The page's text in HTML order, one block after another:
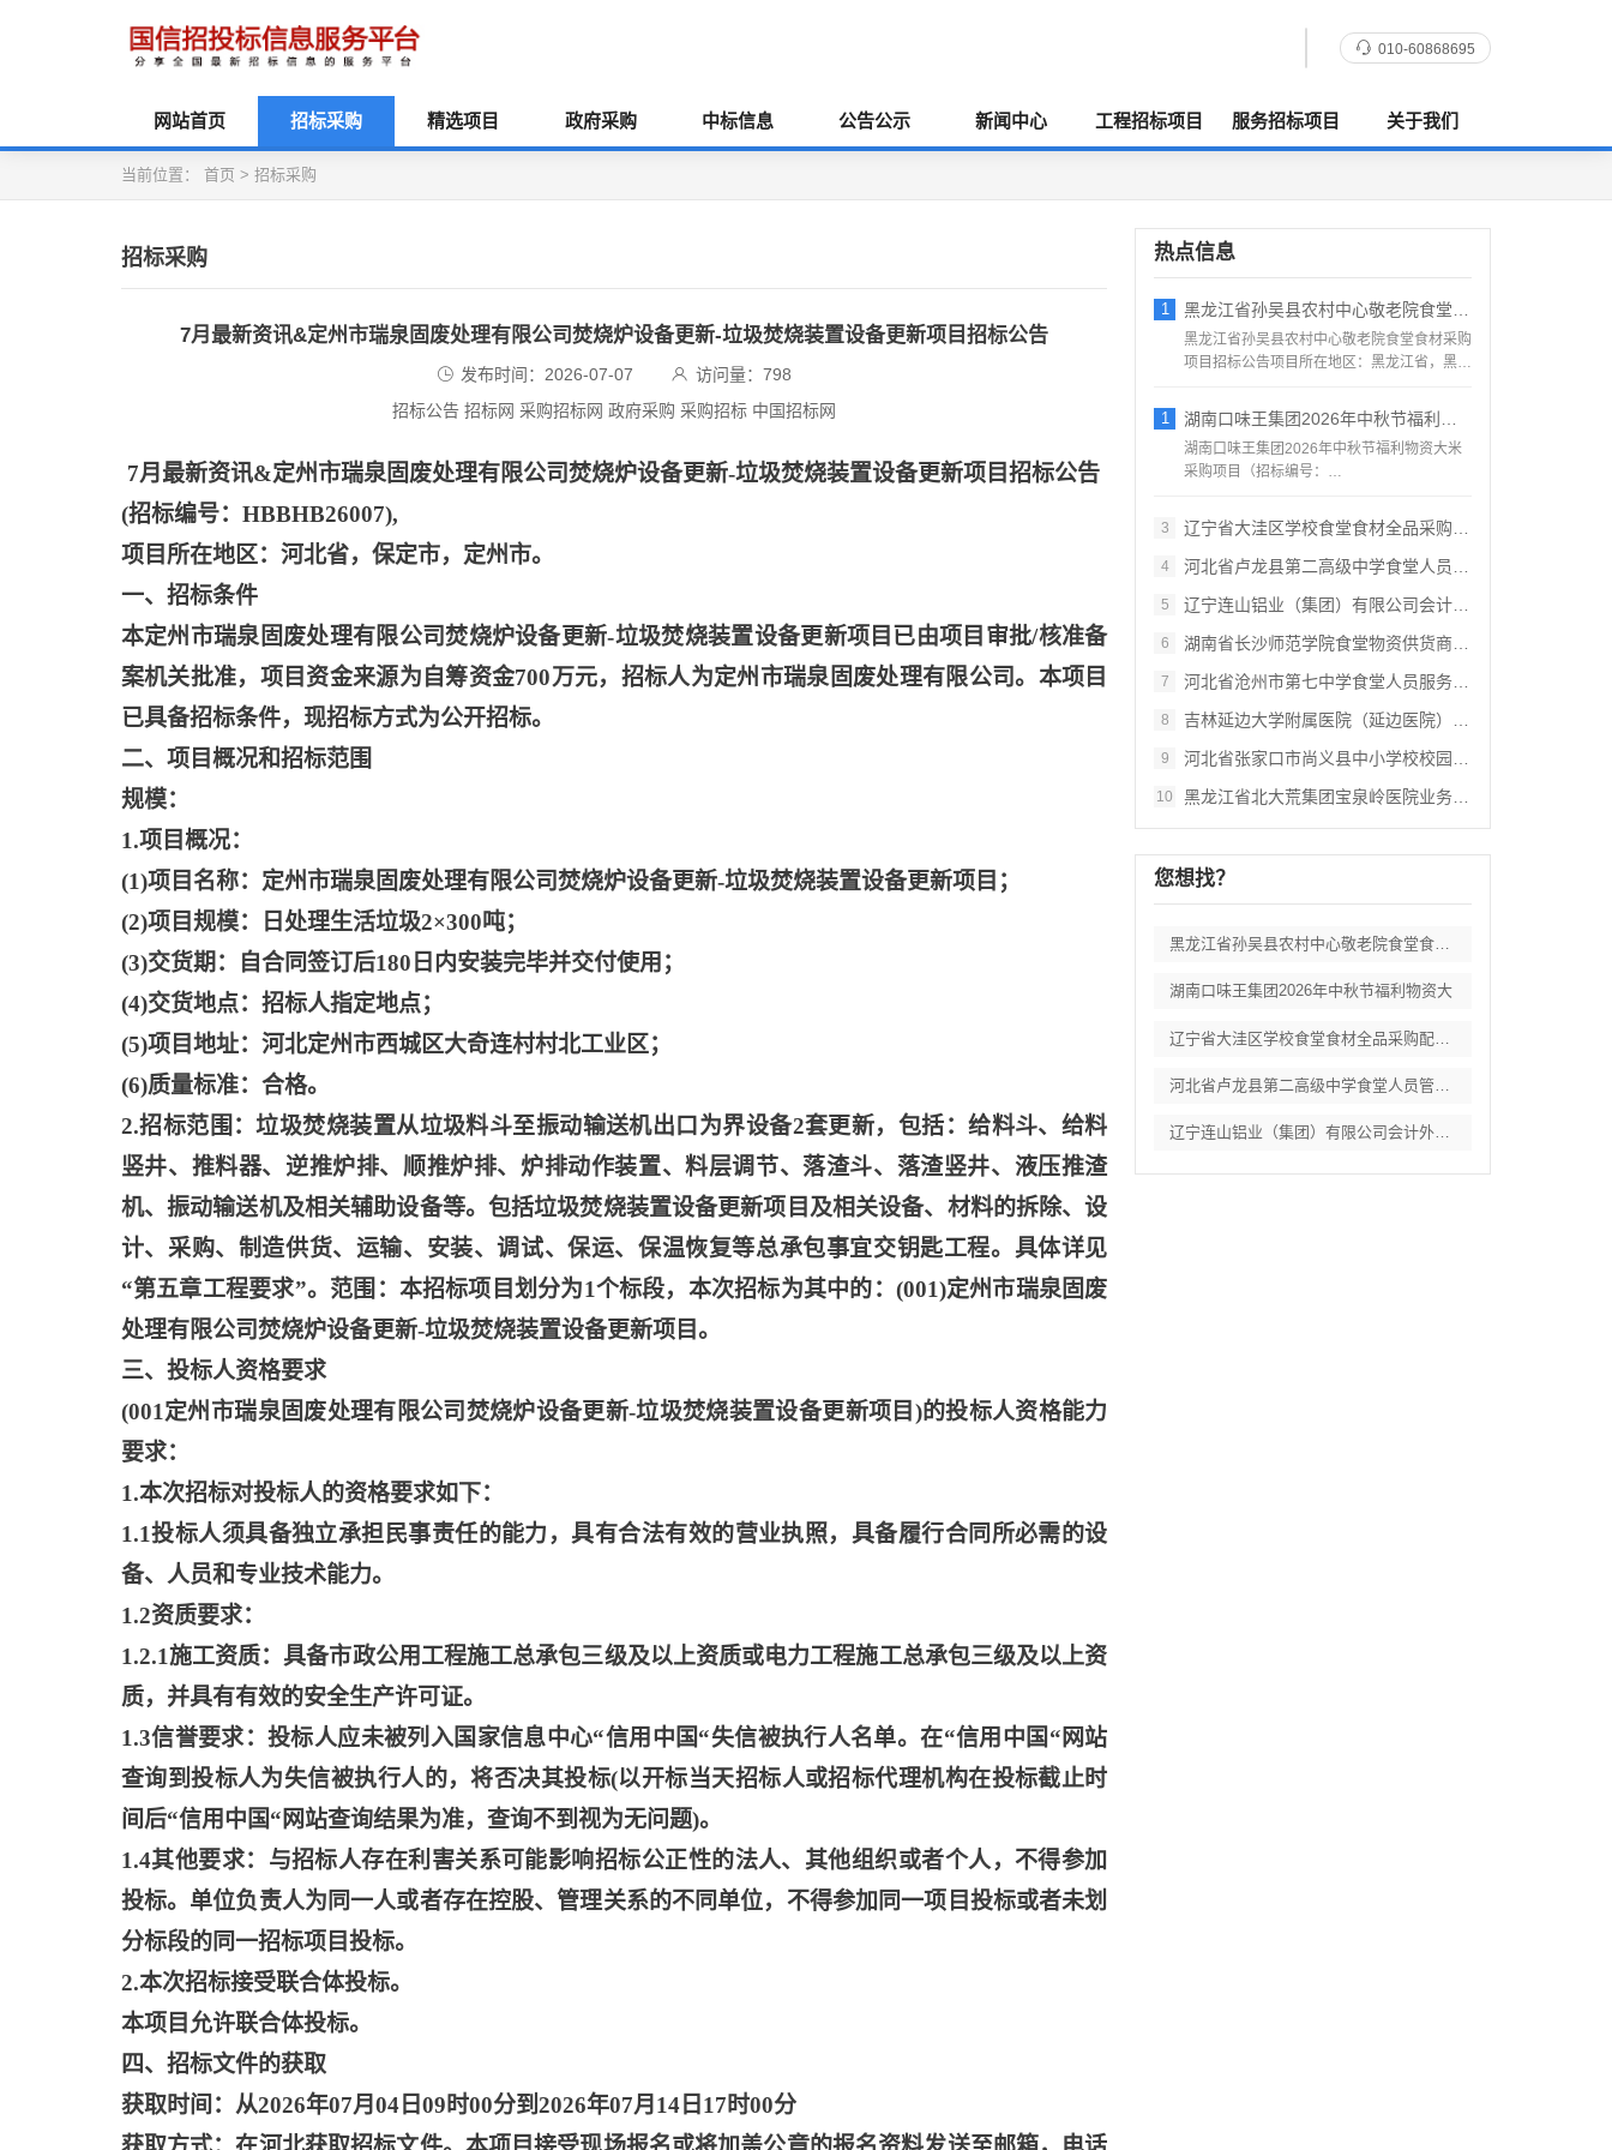
010-60868695
网站首页 招标采购 精选项目 政府采购 中标信息 公告公示 新闻中心 工程招标项目 服务招标项目 关于我们
当前位置： 首页 > 招标采购
招标采购
7月最新资讯&定州市瑞泉固废处理有限公司焚烧炉设备更新-垃圾焚烧装置设备更新项目招标公告
发布时间：2026-07-07 访问量：798
招标公告 招标网 采购招标网 政府采购 采购招标 中国招标网
7月最新资讯&定州市瑞泉固废处理有限公司焚烧炉设备更新-垃圾焚烧装置设备更新项目招标公告
(招标编号：HBBHB26007),
项目所在地区：河北省，保定市，定州市。
一、招标条件
本定州市瑞泉固废处理有限公司焚烧炉设备更新-垃圾焚烧装置设备更新项目已由项目审批/核准备
案机关批准，项目资金来源为自筹资金700万元，招标人为定州市瑞泉固废处理有限公司。本项目
已具备招标条件，现招标方式为公开招标。
二、项目概况和招标范围
规模：
1.项目概况：
(1)项目名称：定州市瑞泉固废处理有限公司焚烧炉设备更新-垃圾焚烧装置设备更新项目；
(2)项目规模：日处理生活垃圾2×300吨；
(3)交货期：自合同签订后180日内安装完毕并交付使用；
(4)交货地点：招标人指定地点；
(5)项目地址：河北定州市西城区大奇连村村北工业区；
(6)质量标准：合格。
2.招标范围：垃圾焚烧装置从垃圾料斗至振动输送机出口为界设备2套更新，包括：给料斗、给料
竖井、推料器、逆推炉排、顺推炉排、炉排动作装置、料层调节、落渣斗、落渣竖井、液压推渣
机、振动输送机及相关辅助设备等。包括垃圾焚烧装置设备更新项目及相关设备、材料的拆除、设
计、采购、制造供货、运输、安装、调试、保运、保温恢复等总承包事宜交钥匙工程。具体详见
“第五章工程要求”。范围：本招标项目划分为1个标段，本次招标为其中的：(001)定州市瑞泉固废
处理有限公司焚烧炉设备更新-垃圾焚烧装置设备更新项目。
三、投标人资格要求
(001定州市瑞泉固废处理有限公司焚烧炉设备更新-垃圾焚烧装置设备更新项目)的投标人资格能力
要求：
1.本次招标对投标人的资格要求如下：
1.1投标人须具备独立承担民事责任的能力，具有合法有效的营业执照，具备履行合同所必需的设
备、人员和专业技术能力。
1.2资质要求：
1.2.1施工资质：具备市政公用工程施工总承包三级及以上资质或电力工程施工总承包三级及以上资
质，并具有有效的安全生产许可证。
1.3信誉要求：投标人应未被列入国家信息中心“信用中国“失信被执行人名单。在“信用中国“网站
查询到投标人为失信被执行人的，将否决其投标(以开标当天招标人或招标代理机构在投标截止时
间后“信用中国“网站查询结果为准，查询不到视为无问题)。
1.4其他要求：与招标人存在利害关系可能影响招标公正性的法人、其他组织或者个人，不得参加
投标。单位负责人为同一人或者存在控股、管理关系的不同单位，不得参加同一项目投标或者未划
分标段的同一招标项目投标。
2.本次招标接受联合体投标。
本项目允许联合体投标。
四、招标文件的获取
获取时间：从2026年07月04日09时00分到2026年07月14日17时00分
热点信息
1 黑龙江省孙吴县农村中心敬老院食堂食材采购
黑龙江省孙吴县农村中心敬老院食堂食材采购
项目招标公告项目所在地区：黑龙江省，黑河
1 湖南口味王集团2026年中秋节福利物资大
湖南口味王集团2026年中秋节福利物资大米
采购项目（招标编号：
3
辽宁省大洼区学校食堂食材全品采购配送服务
4 河北省卢龙县第二高级中学食堂人员管理服务
5 辽宁连山铝业（集团）有限公司会计外包服务
6 湖南省长沙师范学院食堂物资供货商采购项目
7 河北省沧州市第七中学食堂人员服务项目招标
8 吉林延边大学附属医院（延边医院）中药配方
9 河北省张家口市尚义县中小学校校园餐食材集
10 黑龙江省北大荒集团宝泉岭医院业务应用系统
您想找？
黑龙江省孙吴县农村中心敬老院食堂食材采购
湖南口味王集团2026年中秋节福利物资大
河北省卢龙县第二高级中学食堂人员管理服务
辽宁连山铝业（集团）有限公司会计外包服务